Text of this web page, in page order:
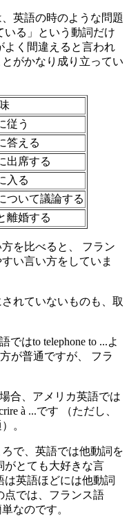
英語の時のような問題
いる」という動詞だけ
よく間違えると言われ
がかなり成り立ってい
従う
答える
出席する
入る
ついて議論する
離婚する
を比べると、 フラン
い言い方をしていま
れていないものも、取
はto telephone to ...よ
が普通ですが、 フラ
合、アメリカ英語では
à ...です （ただし、
。
で、英語では他動詞を
がとても大好きな言
英語ほどには他動詞
点では、フランス語
なのです。